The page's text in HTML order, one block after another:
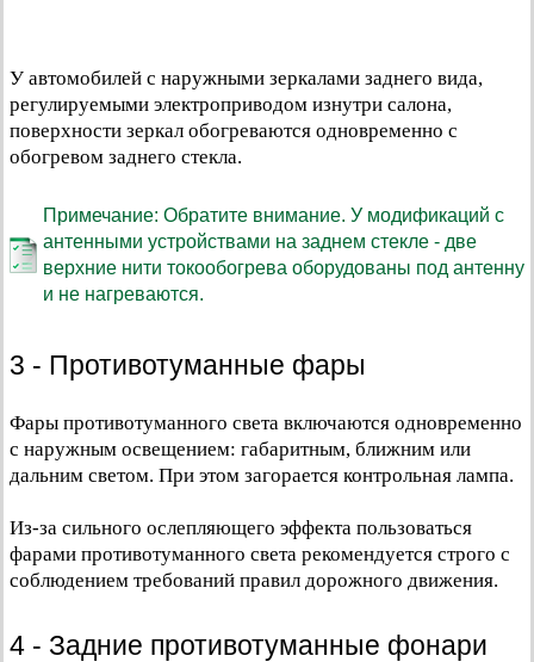
У автомобилей с наружными зеркалами заднего вида,
регулируемыми электроприводом изнутри салона,
поверхности зеркал обогреваются одновременно с
обогревом заднего стекла.
Примечание: Обратите внимание. У модификаций с
антенными устройствами на заднем стекле - две
верхние нити токообогрева оборудованы под антенну
и не нагреваются.
3 - Противотуманные фары
Фары противотуманного света включаются одновременно
с наружным освещением: габаритным, ближним или
дальним светом. При этом загорается контрольная лампа.
Из-за сильного ослепляющего эффекта пользоваться
фарами противотуманного света рекомендуется строго с
соблюдением требований правил дорожного движения.
4 - Задние противотуманные фонари